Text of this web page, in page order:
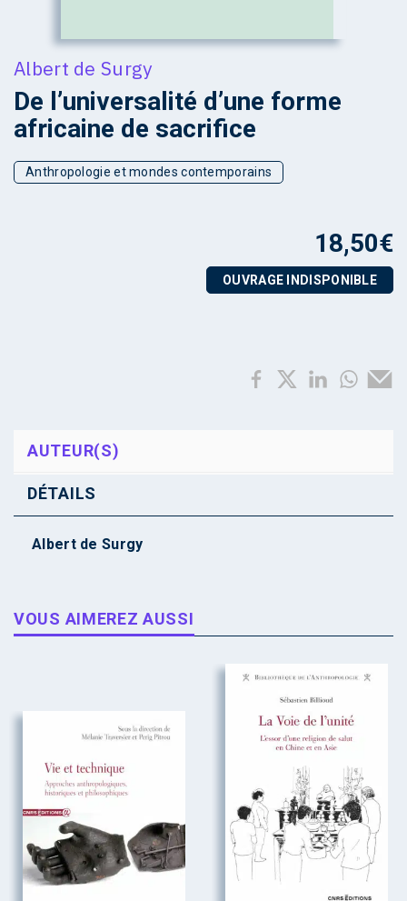
Albert de Surgy
De l’universalité d’une forme
africaine de sacrifice
Anthropologie et mondes contemporains
18,50€
OUVRAGE INDISPONIBLE
AUTEUR(S)
DÉTAILS
Albert de Surgy
VOUS AIMEREZ AUSSI